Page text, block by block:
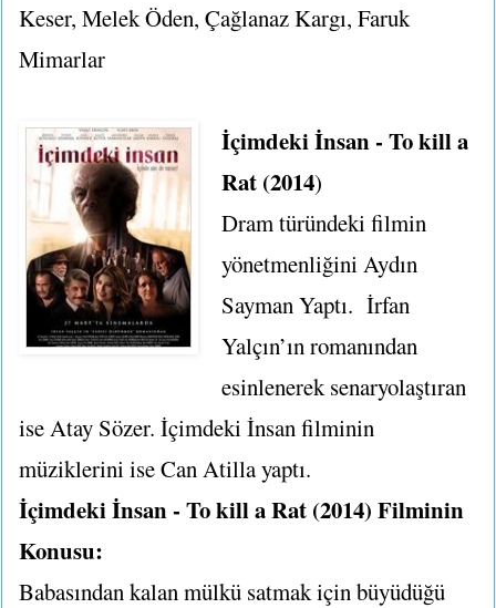
Keser, Melek Öden, Çağlanaz Kargı, Faruk
Mimarlar
İçimdeki İnsan - To kill a
Rat (2014)
Dram türündeki filmin
yönetmenliğini Aydın
Sayman Yaptı. İrfan
Yalçın’ın romanından
esinlenerek senaryolaştıran
ise Atay Sözer. İçimdeki İnsan filminin
müziklerini ise Can Atilla yaptı.
İçimdeki İnsan - To kill a Rat (2014) Filminin
Konusu:
Babasından kalan mülkü satmak için büyüdüğü